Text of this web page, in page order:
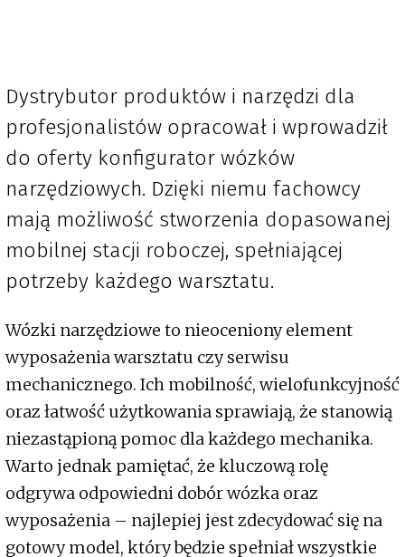
Dystrybutor produktów i narzędzi dla
profesjonalistów opracował i wprowadził
do oferty konfigurator wózków
narzędziowych. Dzięki niemu fachowcy
mają możliwość stworzenia dopasowanej
mobilnej stacji roboczej, spełniającej
potrzeby każdego warsztatu.
Wózki narzędziowe to nieoceniony element
wyposażenia warsztatu czy serwisu
mechanicznego. Ich mobilność, wielofunkcyjność
oraz łatwość użytkowania sprawiają, że stanowią
niezastąpioną pomoc dla każdego mechanika.
Warto jednak pamiętać, że kluczową rolę
odgrywa odpowiedni dobór wózka oraz
wyposażenia – najlepiej jest zdecydować się na
gotowy model, który będzie spełniał wszystkie